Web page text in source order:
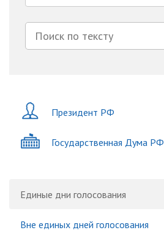
Президент РФ
Государственная Дума РФ
Единые дни голосования
Вне единых дней голосования